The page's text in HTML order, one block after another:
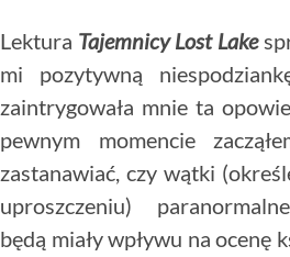
Lektura Tajemnicy Lost Lake
mi pozytywną
zaintrygowała mnie ta
pewnym momencie
zastanawiać, czy wątki
uproszczeniu)
będą miały wpływu na ocenę